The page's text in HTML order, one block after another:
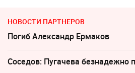
НОВОСТИ ПАРТНЕРОВ
Погиб Александр Ермаков
Соседов: Пугачева безнадежно